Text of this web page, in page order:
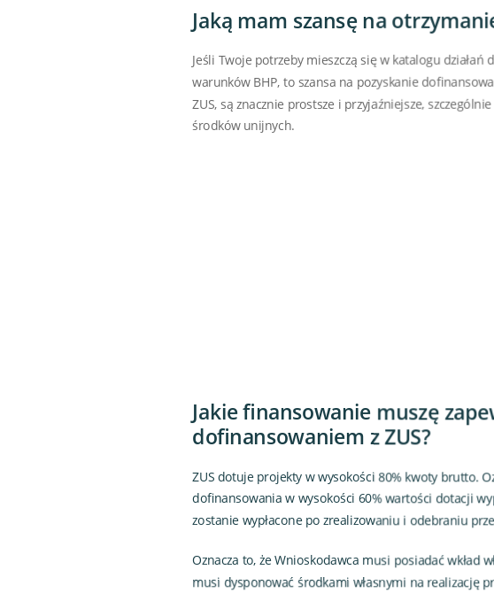
Jaką mam szansę na
Jeśli Twoje potrzeby mieszczą się w katalogu
warunków BHP, to szansa na pozyskanie
ZUS, są znacznie prostsze i przyjaźniejsze,
środków unijnych.
Jakie finansowanie muszę
dofinansowaniem z ZUS?
ZUS dotuje projekty w wysokości 80% kwoty brutto.
dofinansowania w wysokości 60% wartości dotacji
zostanie wypłacone po zrealizowaniu i odebraniu
Oznacza to, że Wnioskodawca musi posiadać
musi dysponować środkami własnymi na realizację